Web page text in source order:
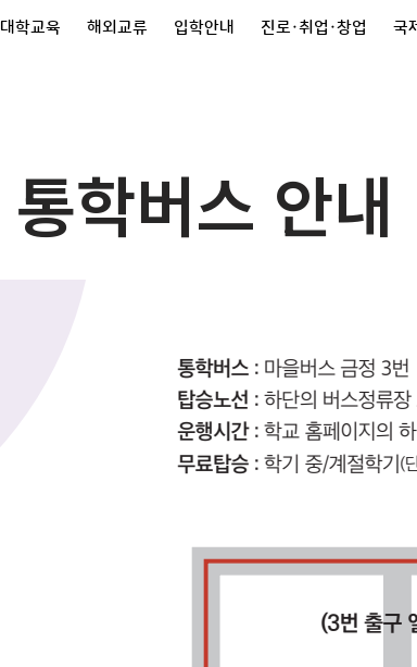
대학교육 해외교류 입학안내 진로·취업·창업 국
통학버스 안내